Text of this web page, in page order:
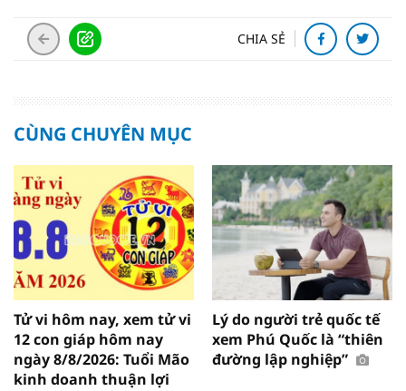
CHIA SẺ
CÙNG CHUYÊN MỤC
Tử vi hôm nay, xem tử vi
12 con giáp hôm nay
ngày 8/8/2026: Tuổi Mão
kinh doanh thuận lợi
Lý do người trẻ quốc tế
xem Phú Quốc là “thiên
đường lập nghiệp”